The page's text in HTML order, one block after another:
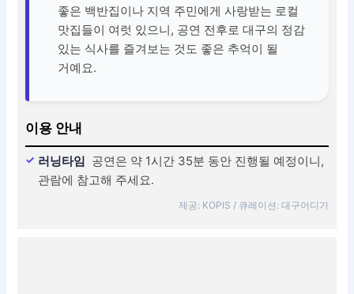
좋은 백반집이나 지역 주민에게 사랑받는 로컬
맛집들이 여럿 있으니, 공연 전후로 대구의 정감
있는 식사를 즐겨보는 것도 좋은 추억이 될
거예요.
이용 안내
러닝타임 공연은 약 1시간 35분 동안 진행될 예정이니,
관람에 참고해 주세요.
제공: KOPIS / 큐레이션: 대구어디가